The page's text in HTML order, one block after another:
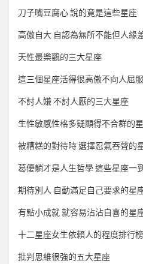
刀子嘴豆腐心 說的竟是這些星座
高傲自大 自認為無所不能但人緣
天性最樂觀的三大星座
這三個星座活得很高傲不向人屈服
不討人嫌 不討人厭的三大星座
生性敏感性格多疑顯得不合群的
被糟糕的對待時 選擇忍氣吞聲的
葛優躺才是人生哲學 這些星座一
期待別人 自動滿足自己要求的星
有點小成就 就容易沾沾自喜的星
十二星座女生依賴人的程度排行榜
批判思維很強的五大星座